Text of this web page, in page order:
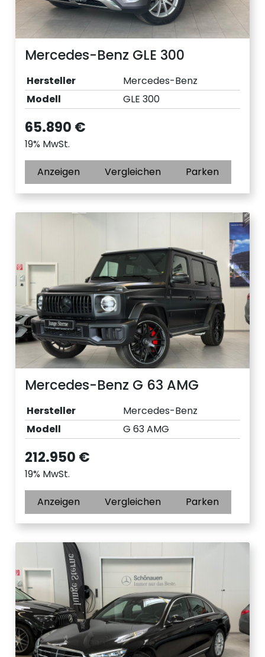
Mercedes-Benz GLE 300
Hersteller
Mercedes-Benz
Modell
GLE 300
65.890 €
19% MwSt.
Anzeigen Vergleichen Parken
Mercedes-Benz G 63 AMG
Hersteller
Mercedes-Benz
Modell
G 63 AMG
212.950 €
19% MwSt.
Anzeigen Vergleichen Parken